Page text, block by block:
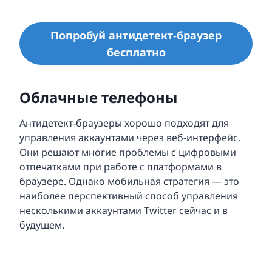
Попробуй антидетект-браузер
бесплатно
Облачные телефоны
Антидетект-браузеры хорошо подходят для
управления аккаунтами через веб-интерфейс.
Они решают многие проблемы с цифровыми
отпечатками при работе с платформами в
браузере. Однако мобильная стратегия — это
наиболее перспективный способ управления
несколькими аккаунтами Twitter сейчас и в
будущем.